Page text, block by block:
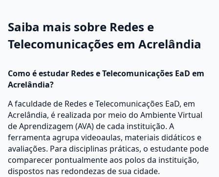
Saiba mais sobre Redes e
Telecomunicações em Acrelândia
Como é estudar Redes e Telecomunicações EaD em
Acrelândia?
A faculdade de Redes e Telecomunicações EaD, em
Acrelândia, é realizada por meio do Ambiente Virtual
de Aprendizagem (AVA) de cada instituição. A
ferramenta agrupa videoaulas, materiais didáticos e
avaliações. Para disciplinas práticas, o estudante pode
comparecer pontualmente aos polos da instituição,
dispostos nas redondezas de sua cidade.